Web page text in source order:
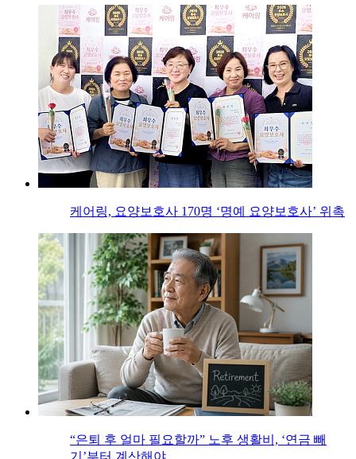
케어링, 요양보호사 170명 ‘명예 요양보호사’ 위촉
“은퇴 후 얼마 필요할까” 노후 생활비, ‘연금 빼